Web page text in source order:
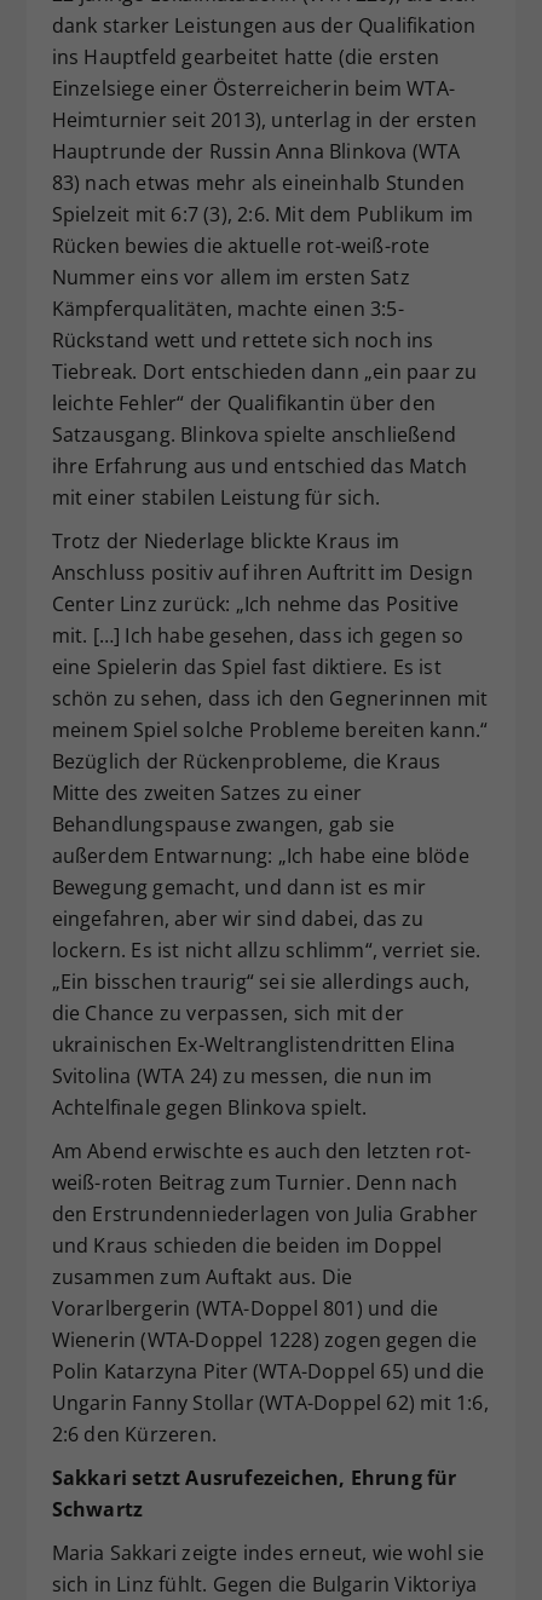
dank starker Leistungen aus der Qualifikation
ins Hauptfeld gearbeitet hatte (die ersten
Einzelsiege einer Österreicherin beim WTA-
Heimturnier seit 2013), unterlag in der ersten
Hauptrunde der Russin Anna Blinkova (WTA
83) nach etwas mehr als eineinhalb Stunden
Spielzeit mit 6:7 (3), 2:6. Mit dem Publikum im
Rücken bewies die aktuelle rot-weiß-rote
Nummer eins vor allem im ersten Satz
Kämpferqualitäten, machte einen 3:5-
Rückstand wett und rettete sich noch ins
Tiebreak. Dort entschieden dann „ein paar zu
leichte Fehler“ der Qualifikantin über den
Satzausgang. Blinkova spielte anschließend
ihre Erfahrung aus und entschied das Match
mit einer stabilen Leistung für sich.
Trotz der Niederlage blickte Kraus im
Anschluss positiv auf ihren Auftritt im Design
Center Linz zurück: „Ich nehme das Positive
mit. […] Ich habe gesehen, dass ich gegen so
eine Spielerin das Spiel fast diktiere. Es ist
schön zu sehen, dass ich den Gegnerinnen mit
meinem Spiel solche Probleme bereiten kann.“
Bezüglich der Rückenprobleme, die Kraus
Mitte des zweiten Satzes zu einer
Behandlungspause zwangen, gab sie
außerdem Entwarnung: „Ich habe eine blöde
Bewegung gemacht, und dann ist es mir
eingefahren, aber wir sind dabei, das zu
lockern. Es ist nicht allzu schlimm“, verriet sie.
„Ein bisschen traurig“ sei sie allerdings auch,
die Chance zu verpassen, sich mit der
ukrainischen Ex-Weltranglistendritten Elina
Svitolina (WTA 24) zu messen, die nun im
Achtelfinale gegen Blinkova spielt.
Am Abend erwischte es auch den letzten rot-
weiß-roten Beitrag zum Turnier. Denn nach
den Erstrundenniederlagen von Julia Grabher
und Kraus schieden die beiden im Doppel
zusammen zum Auftakt aus. Die
Vorarlbergerin (WTA-Doppel 801) und die
Wienerin (WTA-Doppel 1228) zogen gegen die
Polin Katarzyna Piter (WTA-Doppel 65) und die
Ungarin Fanny Stollar (WTA-Doppel 62) mit 1:6,
2:6 den Kürzeren.
Sakkari setzt Ausrufezeichen, Ehrung für
Schwartz
Maria Sakkari zeigte indes erneut, wie wohl sie
sich in Linz fühlt. Gegen die Bulgarin Viktoriya
Zweck
Dieser Wert speichert Ihre Consent-
Einstellungen. Unter anderem eine
zufällig generierte ID, für die
historische Speicherung Ihrer
vorgenommen Einstellungen, falls der
Webseiten-Betreiber dies eingestellt
hat.